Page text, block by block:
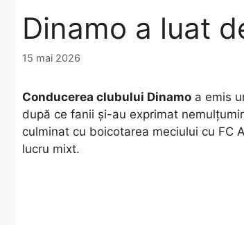
Dinamo a luat
15 mai 2026
Conducerea clubului Dinamo a emis
după ce fanii și-au exprimat
culminat cu boicotarea meciului cu FC
lucru mixt.